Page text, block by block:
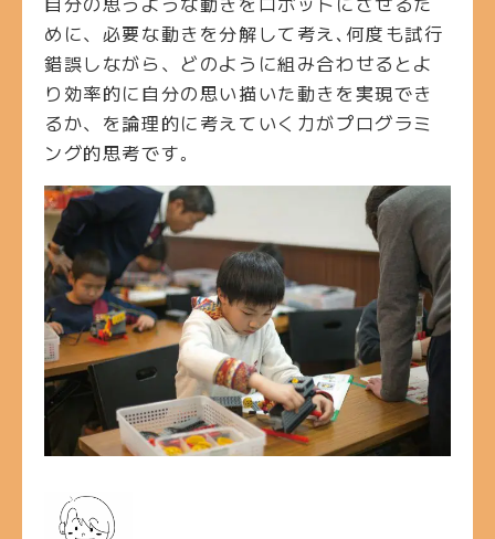
めに、必要な動きを分解して考え､何度も試行
錯誤しながら、どのように組み合わせるとよ
り効率的に自分の思い描いた動きを実現でき
るか、を論理的に考えていく力がプログラミ
ング的思考です｡